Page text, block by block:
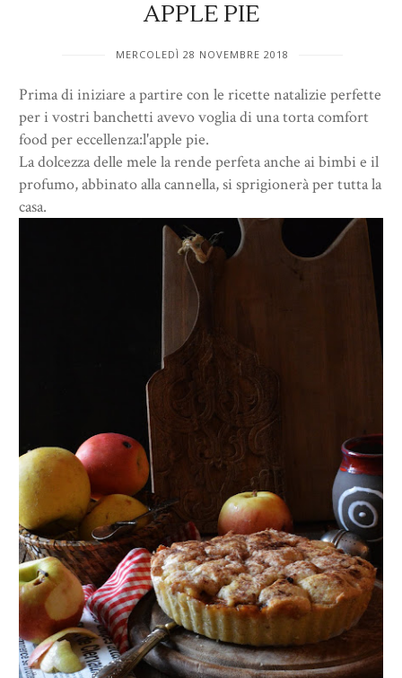
APPLE PIE
MERCOLEDÌ 28 NOVEMBRE 2018
Prima di iniziare a partire con le ricette natalizie perfette
per i vostri banchetti avevo voglia di una torta comfort
food per eccellenza:l'apple pie.
La dolcezza delle mele la rende perfeta anche ai bimbi e il
profumo, abbinato alla cannella, si sprigionerà per tutta la
casa.